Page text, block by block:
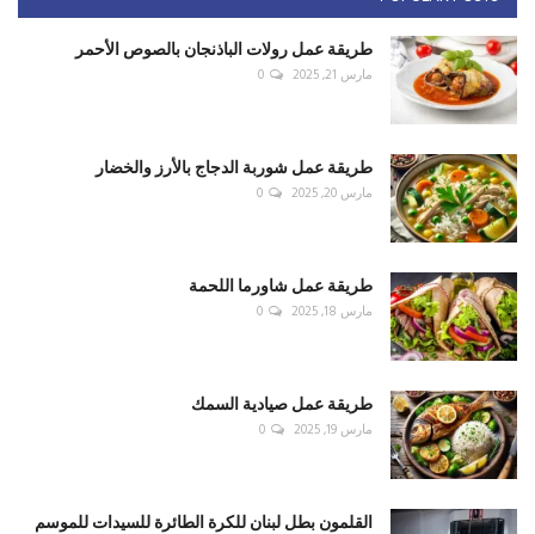
طريقة عمل رولات الباذنجان بالصوص الأحمر
مارس 21, 2025 0
طريقة عمل شوربة الدجاج بالأرز والخضار
مارس 20, 2025 0
طريقة عمل شاورما اللحمة
مارس 18, 2025 0
طريقة عمل صيادية السمك
مارس 19, 2025 0
القلمون بطل لبنان للكرة الطائرة للسيدات للموسم